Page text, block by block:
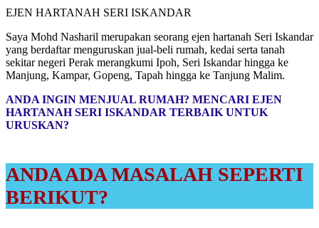
EJEN HARTANAH SERI ISKANDAR
Saya Mohd Nasharil merupakan seorang ejen hartanah Seri Iskandar
yang berdaftar menguruskan jual-beli rumah, kedai serta tanah
sekitar negeri Perak merangkumi Ipoh, Seri Iskandar hingga ke
Manjung, Kampar, Gopeng, Tapah hingga ke Tanjung Malim.
ANDA INGIN MENJUAL RUMAH? MENCARI EJEN
HARTANAH SERI ISKANDAR TERBAIK UNTUK
URUSKAN?
ANDA ADA MASALAH SEPERTI
BERIKUT?